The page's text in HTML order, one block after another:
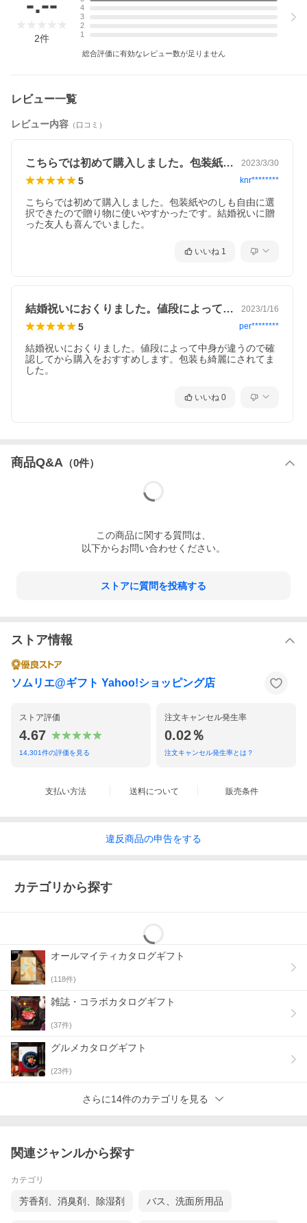
2件
4
3
2
1
総合評価に有効なレビュー数が足りません
レビュー一覧
レビュー内容 （口コミ）
こちらでは初めて購入しました。包装紙や… 2023/3/30
5 knr********
こちらでは初めて購入しました。包装紙やのしも自由に選
択できたので贈り物に使いやすかったです。結婚祝いに贈
った友人も喜んでいました。
いいね 1
結婚祝いにおくりました。値段によって中… 2023/1/16
5 per********
結婚祝いにおくりました。値段によって中身が違うので確
認してから購入をおすすめします。包装も綺麗にされてま
した。
いいね 0
商品Q&A （0件）
この商品に関する質問は、
以下からお問い合わせください。
ストアに質問を投稿する
ストア情報
ソムリエ@ギフト Yahoo!ショッピング店
ストア評価
4.67
14,301件の評価を見る
注文キャンセル発生率
0.02％
注文キャンセル発生率とは？
支払い方法 送料について 販売条件
違反商品の申告をする
カテゴリから探す
オールマイティカタログギフト
(118件)
雑誌・コラボカタログギフト
(37件)
グルメカタログギフト
(23件)
さらに14件のカテゴリを見る
関連ジャンルから探す
カテゴリ
芳香剤、消臭剤、除湿剤 バス、洗面所用品